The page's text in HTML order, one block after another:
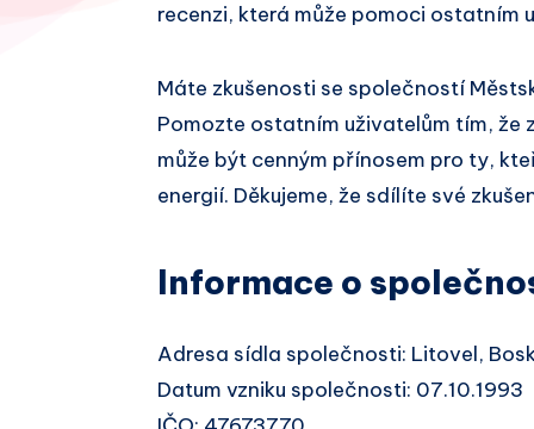
recenzi, která může pomoci ostatním
Máte zkušenosti se společností
Pomozte ostatním uživatelům tím, že
může být cenným přínosem pro ty,
energií. Děkujeme, že sdílíte své
Informace o
Adresa sídla společnosti: Litovel,
Datum vzniku společnosti: 07.10.1993